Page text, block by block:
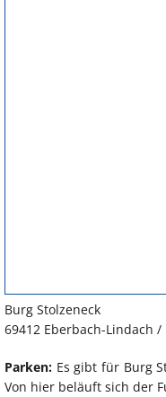
Burg Stolzeneck
69412 Eberbach-Lindach /
Parken: Es gibt für Burg
Von hier beläuft sich der